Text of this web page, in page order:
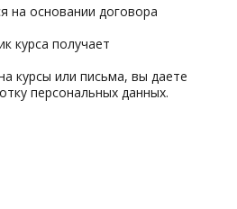
на основании договора
курса получает
курсы или письма, вы даете
персональных данных.